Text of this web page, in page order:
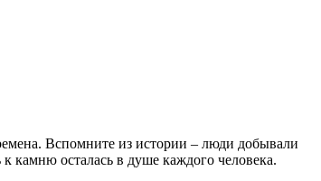
Вспомните из истории – люди добывали
камню осталась в душе каждого человека.